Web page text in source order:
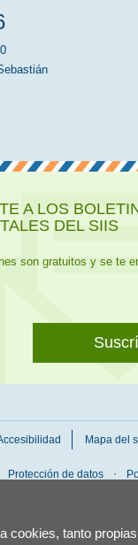
cookies, tanto
A LOS
DEL SIIS
son gratuitos y se te
Mapa del
Protección de datos